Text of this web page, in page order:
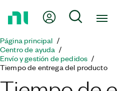
página
principal
Mi cuentaBúsqueda
Página principal
Centro de ayuda
Envío y gestión de pedidos
Tiempo de entrega del producto